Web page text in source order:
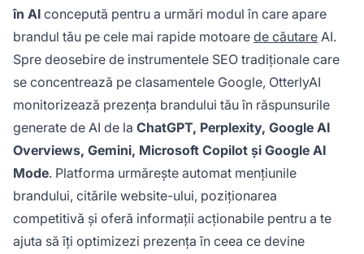
în AI concepută pentru a urmări modul în care apare
brandul tău pe cele mai rapide motoare de căutare AI.
Spre deosebire de instrumentele SEO tradiționale care
se concentrează pe clasamentele Google, OtterlyAI
monitorizează prezența brandului tău în răspunsurile
generate de AI de la ChatGPT, Perplexity, Google AI
Overviews, Gemini, Microsoft Copilot și Google AI
Mode. Platforma urmărește automat mențiunile
brandului, citările website-ului, poziționarea
competitivă și oferă informații acționabile pentru a te
ajuta să îți optimizezi prezența în ceea ce devine